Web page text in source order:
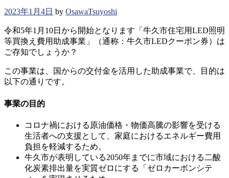
2023年1月4日 by OsawaTsuyoshi
令和5年1月10日から開始となります「牛久市住宅用LED照明
等買換え費用助成事業」（通称：牛久市LEDクーポン券）は
ご存知でしょうか？
この事業は、国からの交付金を活用した助成事業で、目的は
以下の通りです。
事業の目的
コロナ禍における原油価格・物価高騰の影響を受ける
生活者への支援として、家庭におけるエネルギー費用
負担を軽減するため。
牛久市が表明している2050年までに市域における二酸
化炭素排出量を実質ゼロにする「ゼロカーボンシテ